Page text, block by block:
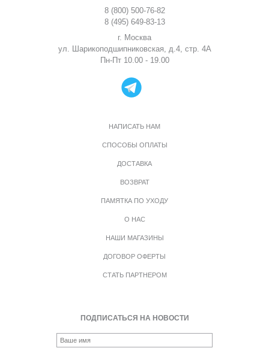
8 (800) 500-76-82
8 (495) 649-83-13
г. Москва
ул. Шарикоподшипниковская, д.4, стр. 4А
Пн-Пт 10.00 - 19.00
НАПИСАТЬ НАМ
СПОСОБЫ ОПЛАТЫ
ДОСТАВКА
ВОЗВРАТ
ПАМЯТКА ПО УХОДУ
О НАС
НАШИ МАГАЗИНЫ
ДОГОВОР ОФЕРТЫ
СТАТЬ ПАРТНЕРОМ
ПОДПИСАТЬСЯ НА НОВОСТИ